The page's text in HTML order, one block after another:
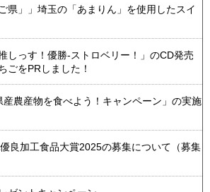
県」」埼玉の「あまりん」を使用したスイ
しっす！優勝-ストロベリー！」のCD発売
ごをPRしました！
農産物を食べよう！キャンペーン」の実施
良加工食品大賞2025の募集について（募集